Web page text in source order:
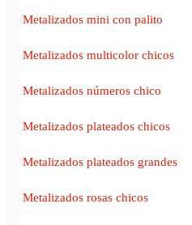
Metalizados mini con palito
Metalizados multicolor chicos
Metalizados números chico
Metalizados plateados chicos
Metalizados plateados grandes
Metalizados rosas chicos